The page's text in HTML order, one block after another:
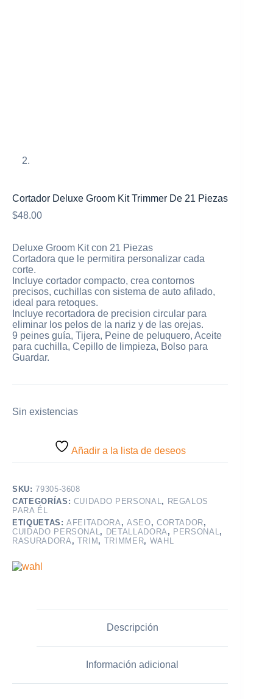
Cortador Deluxe Groom Kit Trimmer De 21 Piezas
$48.00
Deluxe Groom Kit con 21 Piezas
Cortadora que le permitira personalizar cada
corte.
Incluye cortador compacto, crea contornos
precisos, cuchillas con sistema de auto afilado,
ideal para retoques.
Incluye recortadora de precision circular para
eliminar los pelos de la nariz y de las orejas.
9 peines guía, Tijera, Peine de peluquero, Aceite
para cuchilla, Cepillo de limpieza, Bolso para
Guardar.
Sin existencias
Añadir a la lista de deseos
SKU:79305-3608
CATEGORÍAS: CUIDADO PERSONAL , REGALOS
PARA ÉL
ETIQUETAS:AFEITADORA , ASEO, CORTADOR,
CUIDADO PERSONAL , DETALLADORA , PERSONAL ,
RASURADORA , TRIM, TRIMMER, WAHL
Descripción
Información adicional